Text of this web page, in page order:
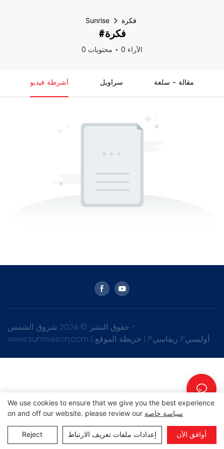
Sunrise فكرة
#فكرة
0 محتويات
0 الآراء
أشرطة فيديو سراويل مقالة - سلعة
حقوق النشر © 2024 شروق الشمس -
www.sunrisescn.com | | Pريفاسي Pأوليسي
We use cookies to ensure that we give you the best experience
on and off our website. please review our سياسة خاصة
Reject إعدادات ملفات تعريف الارتباط أوافق الآن